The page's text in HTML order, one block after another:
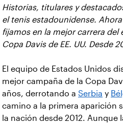
Historias, titulares y
el tenis estadounidense.
fijamos en la mejor carrera del
Copa Davis de EE. UU. Desde
El equipo de Estados Unidos
mejor campaña de la Copa
años, derrotando a Serbia y
camino a la primera aparición
la nación desde 2012. Aunque